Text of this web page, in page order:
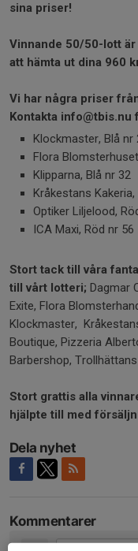
sina priser!
Vinnande 50/50-lott
att hämta ut dina 960
Vi har några priser
Kontakta info@tbis.nu
Klockmaster, Blå nr
Flora
Klipparna, Blå nr 32
Kråkestans Kakeria,
Optiker Liljelood,
ICA Maxi, Röd nr 56
Stort tack till våra
till vårt lotteri; Dagmar
Exite, Flora
Klockmaster,
Boutique, Pizzeria
Barbershop,
Stort grattis alla
hjälpte till med
Dela nyhet
Kommentarer